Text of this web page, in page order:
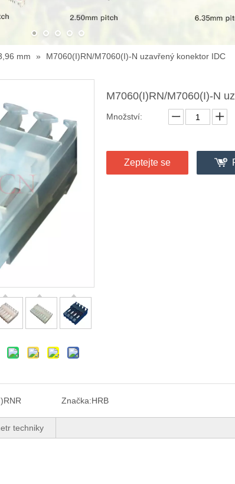
mm » M7060(I)RN/M7060(I)-N uzavřený konektor IDC
M7060(I)RN/M7060(I)-N
Množství:
Zeptejte se
Značka:HRB
techniky